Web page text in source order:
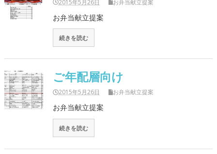
2015年5月26日 お弁当献立提案
お弁当献立提案
続きを読む
ご年配層向け
2015年5月26日 お弁当献立提案
お弁当献立提案
続きを読む